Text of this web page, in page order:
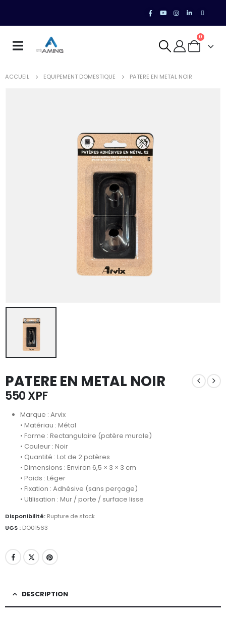
0
ACCUEIL EQUIPEMENT DOMESTIQUE PATERE EN METAL NOIR
PATERE EN METAL NOIR
550XPF
Marque : Arvix
• Matériau : Métal
• Forme : Rectangulaire (patère murale)
• Couleur : Noir
• Quantité : Lot de 2 patères
• Dimensions : Environ 6,5 × 3 × 3 cm
• Poids : Léger
• Fixation : Adhésive (sans perçage)
• Utilisation : Mur / porte / surface lisse
Disponibilité: Rupture de stock
UGS : DO01563
DESCRIPTION